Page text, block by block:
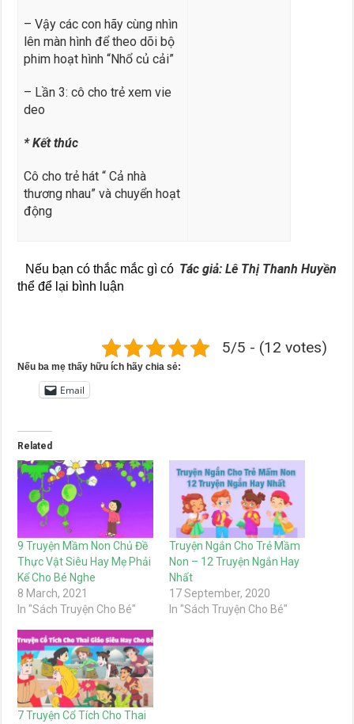
– Vậy các con hãy cùng nhìn
lên màn hình để theo dõi bộ
phim hoạt hình “Nhổ củ cải”
– Lần 3: cô cho trẻ xem vie
deo
* Kết thúc
Cô cho trẻ hát “ Cả nhà
thương nhau” và chuyển hoạt
động
Tác giả: Lê Thị Thanh Huyền
Nếu bạn có thắc mắc gì có
thể để lại bình luận
5/5 - (12 votes)
Nếu ba mẹ thấy hữu ích hãy chia sẻ:
Email
Related
9 Truyện Mầm Non Chủ Đề
Thực Vật Siêu Hay Mẹ Phải
Kể Cho Bé Nghe
8 March, 2021
In "Sách Truyện Cho Bé"
Truyện Ngắn Cho Trẻ Mầm
Non – 12 Truyện Ngắn Hay
Nhất
17 September, 2020
In "Sách Truyện Cho Bé"
7 Truyện Cổ Tích Cho Thai